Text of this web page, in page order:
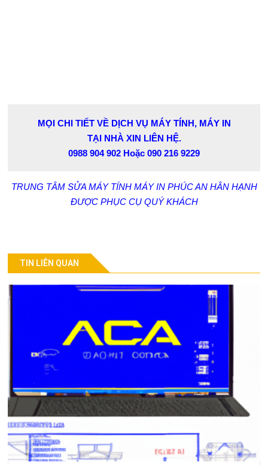
MỌI CHI TIẾT VỀ DỊCH VỤ MÁY TÍNH, MÁY IN
TẠI NHÀ XIN LIÊN HỆ.
0988 904 902 Hoặc 090 216 9229
TRUNG TÂM SỬA MÁY TÍNH MÁY IN PHÚC AN HÂN HẠNH
ĐƯỢC PHỤC CỤ QUÝ KHÁCH
TIN LIÊN QUAN